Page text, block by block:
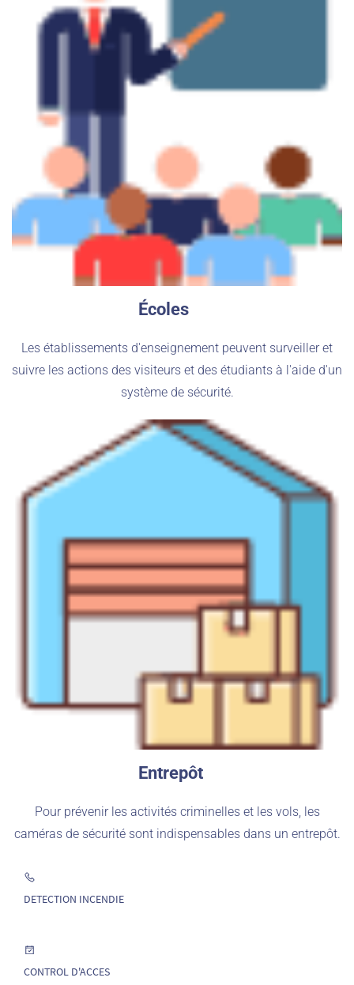
Écoles
Les établissements d'enseignement peuvent surveiller et
suivre les actions des visiteurs et des étudiants à l'aide d'un
système de sécurité.
Entrepôt
Pour prévenir les activités criminelles et les vols, les
caméras de sécurité sont indispensables dans un entrepôt.
DETECTION INCENDIE
CONTROL D'ACCES